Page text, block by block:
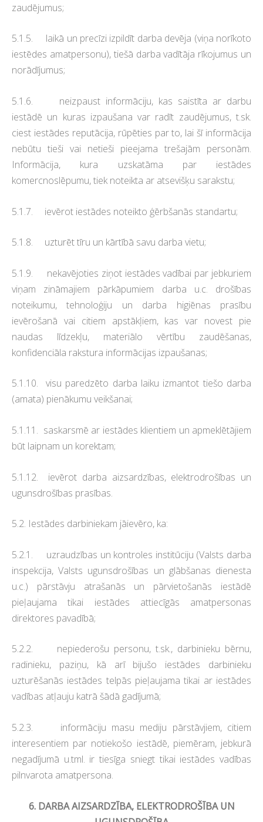
zaudējumus;
5.1.5. laikā un precīzi izpildīt darba devēja (viņa norīkoto
iestēdes amatpersonu), tiešā darba vadītāja rīkojumus un
norādījumus;
5.1.6. neizpaust informāciju, kas saistīta ar darbu
iestādē un kuras izpaušana var radīt zaudējumus, t.sk.
ciest iestādes reputācija, rūpēties par to, lai šī informācija
nebūtu tieši vai netieši pieejama trešajām personām.
Informācija, kura uzskatāma par iestādes
komercnoslēpumu, tiek noteikta ar atsevišķu sarakstu;
5.1.7. ievērot iestādes noteikto ģērbšanās standartu;
5.1.8. uzturēt tīru un kārtībā savu darba vietu;
5.1.9. nekavējoties ziņot iestādes vadībai par jebkuriem
viņam zināmajiem pārkāpumiem darba u.c. drošības
noteikumu, tehnoloģiju un darba higiēnas prasību
ievērošanā vai citiem apstākļiem, kas var novest pie
naudas līdzekļu, materiālo vērtību zaudēšanas,
konfidenciāla rakstura informācijas izpaušanas;
5.1.10. visu paredzēto darba laiku izmantot tiešo darba
(amata) pienākumu veikšanai;
5.1.11. saskarsmē ar iestādes klientiem un apmeklētājiem
būt laipnam un korektam;
5.1.12. ievērot darba aizsardzības, elektrodrošības un
ugunsdrošības prasības.
5.2. Iestādes darbiniekam jāievēro, ka:
5.2.1. uzraudzības un kontroles institūciju (Valsts darba
inspekcija, Valsts ugunsdrošības un glābšanas dienesta
u.c.) pārstāvju atrašanās un pārvietošanās iestādē
pieļaujama tikai iestādes attiecīgās amatpersonas
direktores pavadībā;
5.2.2. nepiederošu personu, t.sk., darbinieku bērnu,
radinieku, paziņu, kā arī bijušo iestādes darbinieku
uzturēšanās iestādes telpās pieļaujama tikai ar iestādes
vadības atļauju katrā šādā gadījumā;
5.2.3. informāciju masu mediju pārstāvjiem, citiem
interesentiem par notiekošo iestādē, piemēram, jebkurā
negadījumā u.tml. ir tiesīga sniegt tikai iestādes vadības
pilnvarota amatpersona.
6. DARBA AIZSARDZĪBA, ELEKTRODROŠĪBA UN